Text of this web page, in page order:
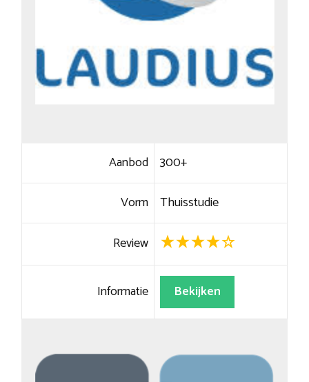
Aanbod 300+
Vorm Thuisstudie
Review
Informatie Bekijken